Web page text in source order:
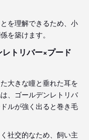
を理解できるため、小
を築けます。
トリバー×プード
大きな瞳と垂れた耳を
、ゴールデンレトリバ
ルが強く出ると巻き毛
社交的なため、飼い主